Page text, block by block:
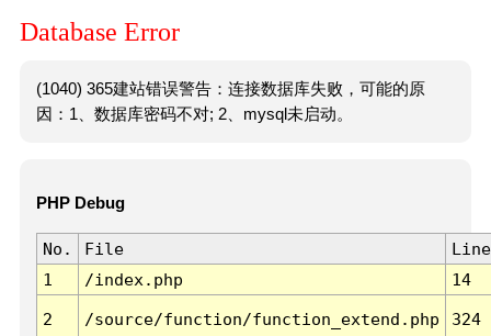
Database Error
(1040) 365建站错误警告：连接数据库失败，可能的原
因：1、数据库密码不对; 2、mysql未启动。
PHP Debug
No. File
Line
1
/index.php 14
2 /source/function/function_extend.php 324